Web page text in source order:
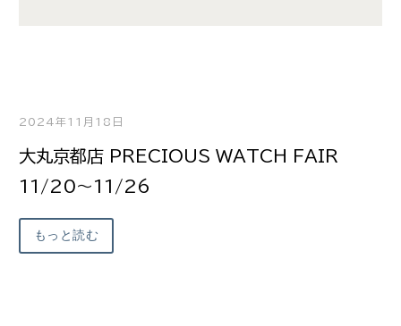
2024年11月18日
大丸京都店 PRECIOUS WATCH FAIR
11/20～11/26
もっと読む